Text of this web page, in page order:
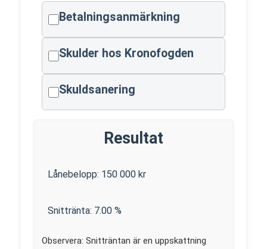
Betalningsanmärkning
Skulder hos Kronofogden
Skuldsanering
Resultat
Lånebelopp: 150 000 kr
Snittränta: 7.00 %
Observera: Snitträntan är en uppskattning